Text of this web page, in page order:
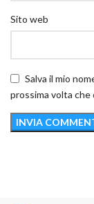
Sito web
Salva il mio
prossima volta che